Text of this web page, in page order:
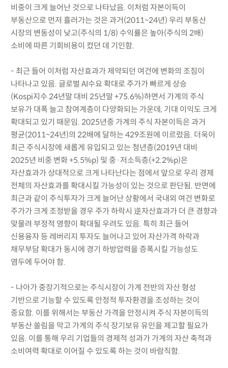
비중이 크게 늘어난 것으로 나타났음. 이처럼 자본이득이
부동산으로 먼저 흘러가는 것은 과거(2011~24년) 우리 부동산
시장의 변동성이 낮고(주식의 1/8) 수익률은 높아(주식의 2배)
소비에 따른 기회비용이 컸던 데 기인함.
- 최근 들어 이처럼 자산효과가 제약되던 여건에 변화의 조짐이
나타나고 있음. 글로벌 AI수요 확대로 주가가 빠르게 상승
(Kospi지수 24년말 대비 25년말 +75.6%)하면서 가계의 주식
보유가 대폭 늘고 참여계층이 다양화되는 가운데, 기대 이익도 크게
확대되고 있기 때문임. 2025년중 가계의 주식 자본이득은 과거
평균(2011~24년)의 22배에 달하는 429조원에 이르렀음. 더욱이
최근 주식시장에 새롭게 유입되고 있는 청년층(2019년 대비
2025년 비중 변화 +5.5%p) 및 중·저소득층(+2.2%p)은
자산효과가 상대적으로 크게 나타난다는 점에서 앞으로 우리 경제
전체의 자산효과를 확대시킬 가능성이 있는 것으로 판단됨. 반면에
최근과 같이 주식투자가 크게 늘어난 상황에서 국내외 여건 변화로
주가가 크게 조정받을 경우 주가 하락시 逆자산효과가 더 큰 경향과
맞물려 부정적 영향이 확대될 우려도 있음. 특히 최근 들어
신용융자 등 레버리지 투자도 늘어나고 있어 자산가격 하락과
채무부담 확대가 동시에 경기 하방압력을 증폭시킬 가능성도
염두에 두어야 함.
- 나아가 중장기적으로는 주식시장이 가계 전반의 자산 형성
기반으로 기능할 수 있도록 안정적 투자환경을 조성하는 것이
중요함. 이를 위해서는 부동산 가격을 안정시켜 주식 자본이득의
부동산 쏠림을 막고 가계의 주식 장기보유 유인을 제고할 필요가
있음. 이를 통해 우리 기업들의 경제적 성과가 가계의 자산 축적과
소비여력 확대로 이어질 수 있도록 하는 것이 바람직함.